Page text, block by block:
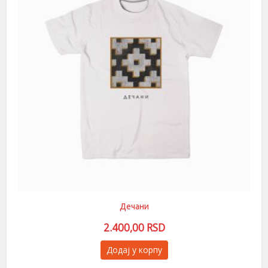
бити
изабране
производа.
Дечани
2.400,00 RSD
Додај у корпу
Овај